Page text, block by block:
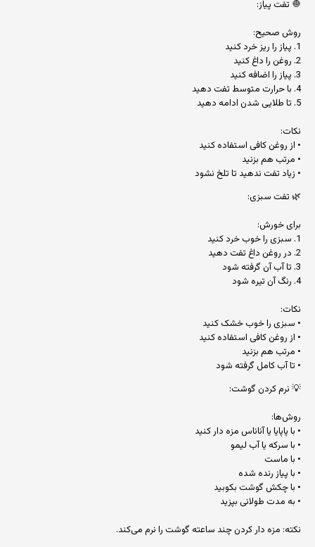
🧅 تفت پیاز:
روش صحیح:
1. پیاز را ریز خرد کنید
2. روغن را داغ کنید
3. پیاز را اضافه کنید
4. با حرارت متوسط تفت دهید
5. تا طلایی شدن ادامه دهید
نکات:
• از روغن کافی استفاده کنید
• مرتب هم بزنید
• زیاد تفت ندهید تا تلخ نشود
🌿 تفت سبزی:
برای خورش:
1. سبزی را خوب خرد کنید
2. در روغن داغ تفت دهید
3. تا آب آن گرفته شود
4. رنگ آن تیره شود
نکات:
• سبزی را خوب خشک کنید
• از روغن کافی استفاده کنید
• مرتب هم بزنید
• تا آب کامل گرفته شود
💡 نرم کردن گوشت:
روش‌ها:
• با پاپایا یا آناناس مزه دار کنید
• با سرکه یا آب لیمو
• با ماست
• با پیاز رنده شده
• با چکش گوشت بکوبید
• به مدت طولانی بپزید
نکته: مزه دار کردن چند ساعته گوشت را نرم می‌کند.